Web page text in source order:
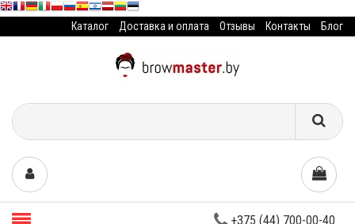
Каталог Доставка и оплата Отзывы Контакты Блог
+375 (44) 700-00-40